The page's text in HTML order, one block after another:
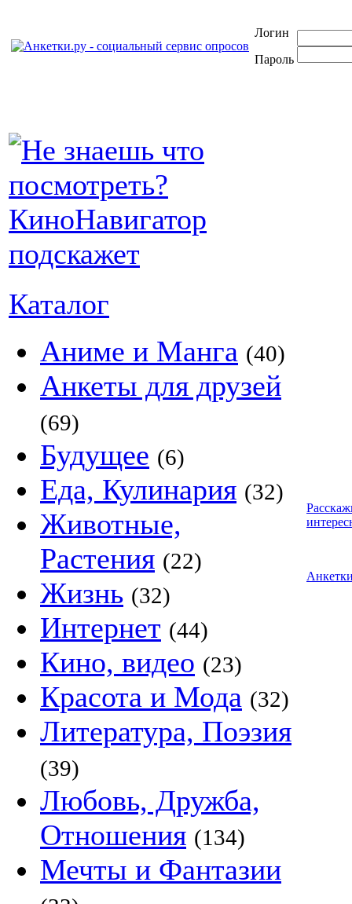
Логин
Пароль
Каталог
Аниме и Манга (40)
Анкеты для друзей
(69)
Будущее (6)
Еда, Кулинария (32)
Животные,
Растения (22)
Жизнь (32)
Интернет (44)
Кино, видео (23)
Красота и Мода (32)
Литература, Поэзия
(39)
Любовь, Дружба,
Отношения (134)
Мечты и Фантазии